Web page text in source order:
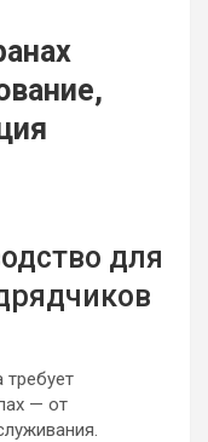
для
требует
— от